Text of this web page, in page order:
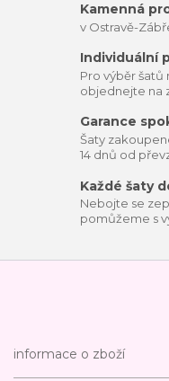
Kamenná
v Ostravě-
Individuální
Pro výběr šatů
objednejte na
Garance
Šaty
14 dnů od
Každé šaty
Nebojte se
pomůžeme s
informace o zboží